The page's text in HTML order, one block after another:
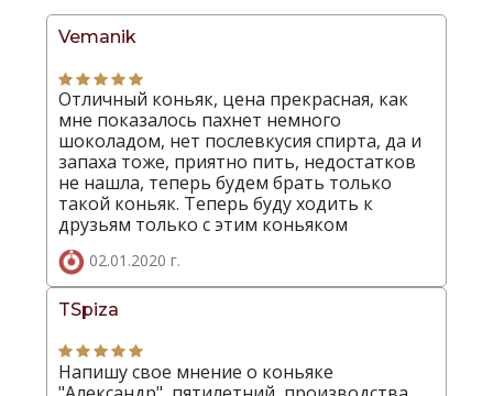
Vemanik
Отличный коньяк, цена прекрасная, как
мне показалось пахнет немного
шоколадом, нет послевкусия спирта, да и
запаха тоже, приятно пить, недостатков
не нашла, теперь будем брать только
такой коньяк. Теперь буду ходить к
друзьям только с этим коньяком
02.01.2020 г.
TSpiza
Напишу свое мнение о коньяке